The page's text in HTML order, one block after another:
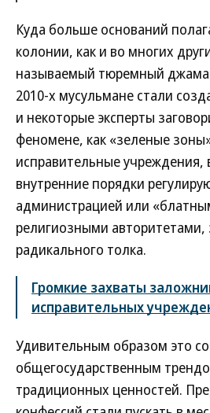
Куда больше оснований
колонии, как и во многих
называемый тюремный
2010-х мусульмане стали
и некоторые эксперты
феномене, как «зеленые
исправительные учреждения,
внутренние порядки
администрацией или
религиозными авторитетами,
радикального толка.
Громкие захваты
исправительных
Удивительным образом это
общегосударственным
традиционных ценностей.